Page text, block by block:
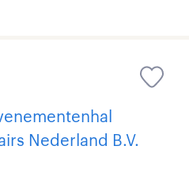
Nederland B.V.